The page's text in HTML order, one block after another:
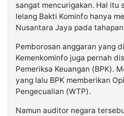
sangat mencurigakan. Hal itu
lelang Bakti Kominfo hanya
Nusantara Jaya pada
Pemborosan anggaran yang
Kemenkominfo juga pernah
Pemeriksa Keuangan (BPK).
yang lalu BPK memberikan
Pengecualian (WTP).
Namun auditor negara